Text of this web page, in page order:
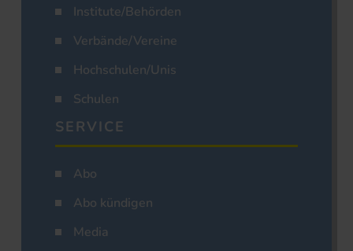
Institute/Behörden
Verbände/Vereine
Hochschulen/Unis
Schulen
SERVICE
Abo
Abo kündigen
Media